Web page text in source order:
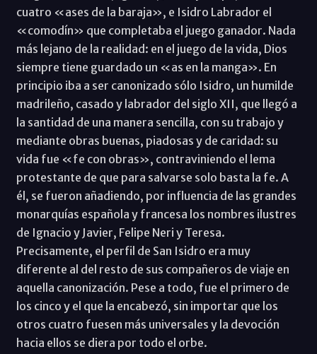
cuatro «ases de la baraja», e Isidro Labrador el
«comodín» que completaba el juego ganador. Nada
más lejano de la realidad: en el juego de la vida, Dios
siempre tiene guardado un «as en la manga». En
principio iba a ser canonizado sólo Isidro, un humilde
madrileño, casado y labrador del siglo XII, que llegó a
la santidad de una manera sencilla, con su trabajo y
mediante obras buenas, piadosas y de caridad: su
vida fue «fe con obras», contraviniendo el lema
protestante de que para salvarse solo basta la fe. A
él, se fueron añadiendo, por influencia de las grandes
monarquías española y francesa los nombres ilustres
de Ignacio y Javier, Felipe Neri y Teresa.
Precisamente, el perfil de San Isidro era muy
diferente al del resto de sus compañeros de viaje en
aquella canonización. Pese a todo, fue el primero de
los cinco y el que la encabezó, sin importar que los
otros cuatro fuesen más universales y la devoción
hacia ellos se diera por todo el orbe.